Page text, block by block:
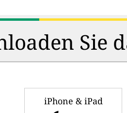
Sie
iPhone & iPad